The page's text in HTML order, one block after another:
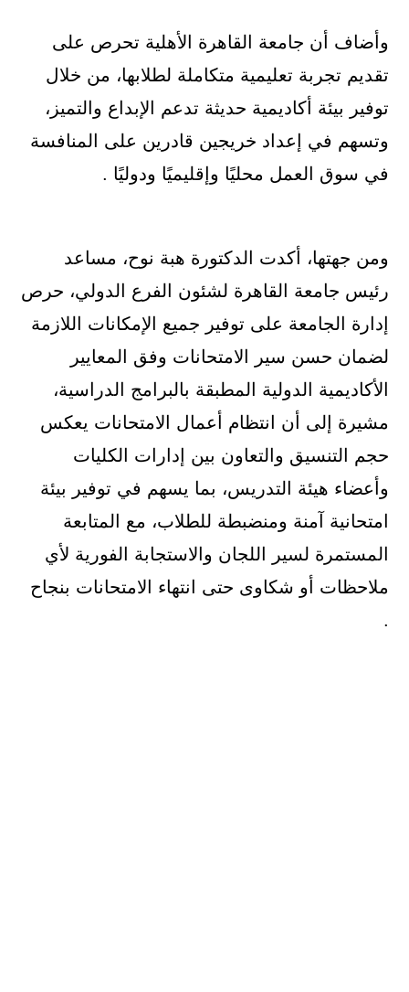
وأضاف أن جامعة القاهرة الأهلية تحرص على
تقديم تجربة تعليمية متكاملة لطلابها، من خلال
توفير بيئة أكاديمية حديثة تدعم الإبداع والتميز،
وتسهم في إعداد خريجين قادرين على المنافسة
في سوق العمل محليًا وإقليميًا ودوليًا .
ومن جهتها، أكدت الدكتورة هبة نوح، مساعد
رئيس جامعة القاهرة لشئون الفرع الدولي، حرص
إدارة الجامعة على توفير جميع الإمكانات اللازمة
لضمان حسن سير الامتحانات وفق المعايير
الأكاديمية الدولية المطبقة بالبرامج الدراسية،
مشيرة إلى أن انتظام أعمال الامتحانات يعكس
حجم التنسيق والتعاون بين إدارات الكليات
وأعضاء هيئة التدريس، بما يسهم في توفير بيئة
امتحانية آمنة ومنضبطة للطلاب، مع المتابعة
المستمرة لسير اللجان والاستجابة الفورية لأي
ملاحظات أو شكاوى حتى انتهاء الامتحانات بنجاح
.